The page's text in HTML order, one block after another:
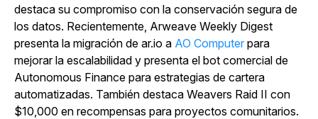
destaca su compromiso con la conservación segura de
los datos. Recientemente, Arweave Weekly Digest
presenta la migración de ar.io a AO Computer para
mejorar la escalabilidad y presenta el bot comercial de
Autonomous Finance para estrategias de cartera
automatizadas. También destaca Weavers Raid II con
$10,000 en recompensas para proyectos comunitarios.